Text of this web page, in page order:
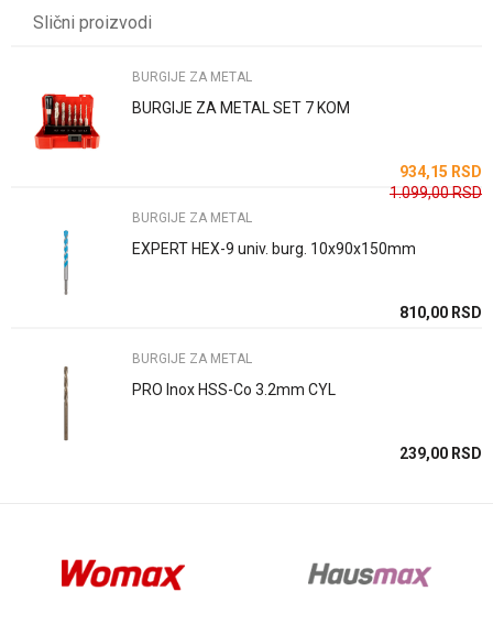
Poruka
Anti-spam zaštita - izračunajte koliko je 9 - 4 :
POŠALJI
Slični proizvodi
BURGIJE ZA METAL
BURGIJE ZA METAL SET 7 KOM
934,15 RSD
1.099,00RSD
BURGIJE ZA METAL
EXPERT HEX-9 univ. burg. 10x90x150mm
810,00 RSD
BURGIJE ZA METAL
PRO Inox HSS-Co 3.2mm CYL
239,00 RSD